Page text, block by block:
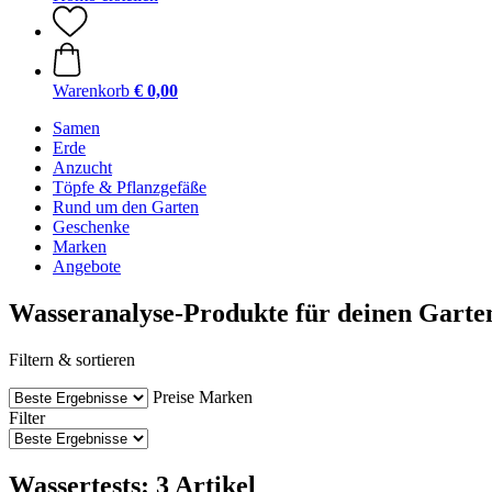
Warenkorb € 0,00
Samen
Erde
Anzucht
Töpfe & Pflanzgefäße
Rund um den Garten
Geschenke
Marken
Angebote
Wasseranalyse-Produkte für deinen
Filtern & sortieren
Preise Marken
Filter
Wassertests: 3 Artikel